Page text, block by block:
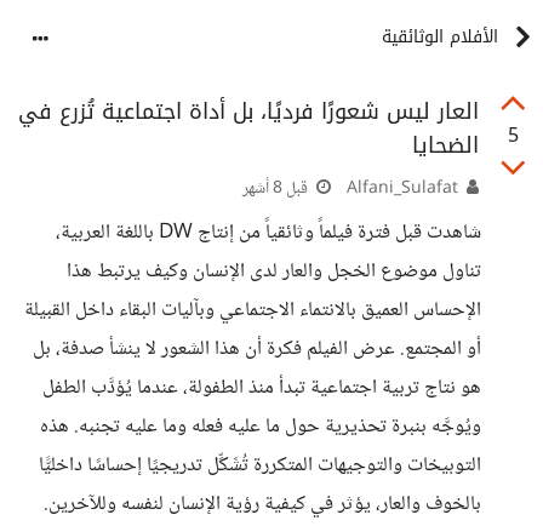
الأفلام الوثائقية
5
العار ليس شعورًا فرديًا، بل أداة اجتماعية تُزرع في
الضحايا
قبل 8 أشهر
شاهدت قبل فترة فيلماً وثائقياً من إنتاج DW باللغة العربية،
تناول موضوع الخجل والعار لدى الإنسان وكيف يرتبط هذا
الإحساس العميق بالانتماء الاجتماعي وبآليات البقاء داخل القبيلة
أو المجتمع. عرض الفيلم فكرة أن هذا الشعور لا ينشأ صدفة، بل
هو نتاج تربية اجتماعية تبدأ منذ الطفولة، عندما يُؤدَّب الطفل
ويُوجَّه بنبرة تحذيرية حول ما عليه فعله وما عليه تجنبه. هذه
التوبيخات والتوجيهات المتكررة تُشَكِّل تدريجيًا إحساسًا داخليًّا
بالخوف والعار، يؤثر في كيفية رؤية الإنسان لنفسه وللآخرين.